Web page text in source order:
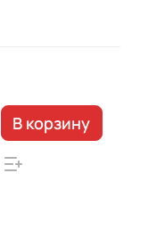
В корзину